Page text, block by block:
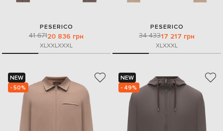
PESERICO
41 67120 836 грн
XLXXLXXXL
PESERICO
34 43317 217 грн
XLXXXL
NEW
- 50%
NEW
- 49%